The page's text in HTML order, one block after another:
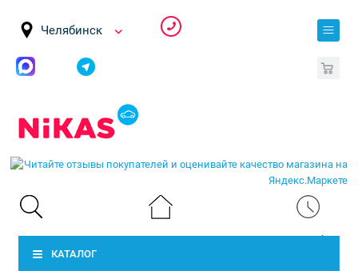
Челябинск
КАТАЛОГ